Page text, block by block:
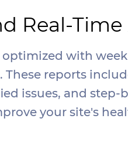
Real-
optimized with
reports
issues, and step-
your site's